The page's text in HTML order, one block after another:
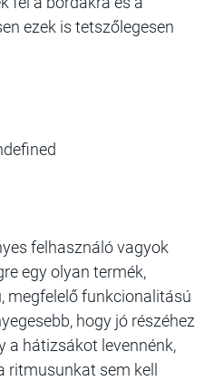
ezek is tetszőlegesen
felhasználó vagyok
egy olyan termék,
megfelelő funkcionalitású
hogy jó részéhez
a hátizsákot levennénk,
ritmusunkat sem kell